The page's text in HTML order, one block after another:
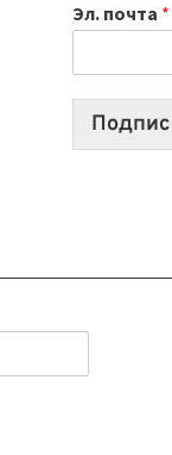
Эл. почта *